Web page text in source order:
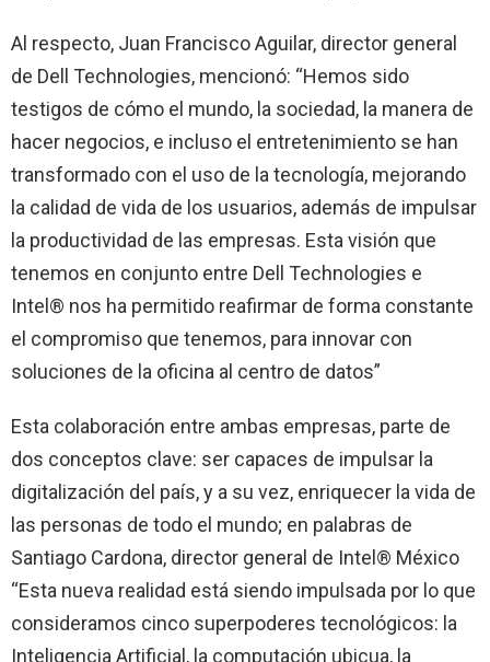
Al respecto, Juan Francisco Aguilar, director general
de Dell Technologies, mencionó: “Hemos sido
testigos de cómo el mundo, la sociedad, la manera de
hacer negocios, e incluso el entretenimiento se han
transformado con el uso de la tecnología, mejorando
la calidad de vida de los usuarios, además de impulsar
la productividad de las empresas. Esta visión que
tenemos en conjunto entre Dell Technologies e
Intel® nos ha permitido reafirmar de forma constante
el compromiso que tenemos, para innovar con
soluciones de la oficina al centro de datos”
Esta colaboración entre ambas empresas, parte de
dos conceptos clave: ser capaces de impulsar la
digitalización del país, y a su vez, enriquecer la vida de
las personas de todo el mundo; en palabras de
Santiago Cardona, director general de Intel® México
“Esta nueva realidad está siendo impulsada por lo que
consideramos cinco superpoderes tecnológicos: la
Inteligencia Artificial, la computación ubicua, la